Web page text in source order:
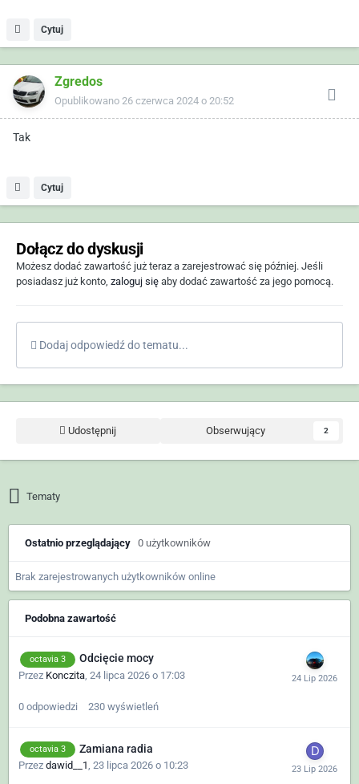
Cytuj
Zgredos
Opublikowano 26 czerwca 2024 o 20:52
Tak
Cytuj
Dołącz do dyskusji
Możesz dodać zawartość już teraz a zarejestrować się później. Jeśli
posiadasz już konto, zaloguj się aby dodać zawartość za jego pomocą.
Dodaj odpowiedź do tematu...
Udostępnij Obserwujący 2
Tematy
Ostatnio przeglądający 0 użytkowników
Brak zarejestrowanych użytkowników online
Podobna zawartość
octavia 3 Odcięcie mocy
Przez Konczita 24 lipca 2026 o 17:03
0 odpowiedzi 230 wyświetleń
octavia 3 Zamiana radia
Przez dawid__1, 23 lipca 2026 o 10:23